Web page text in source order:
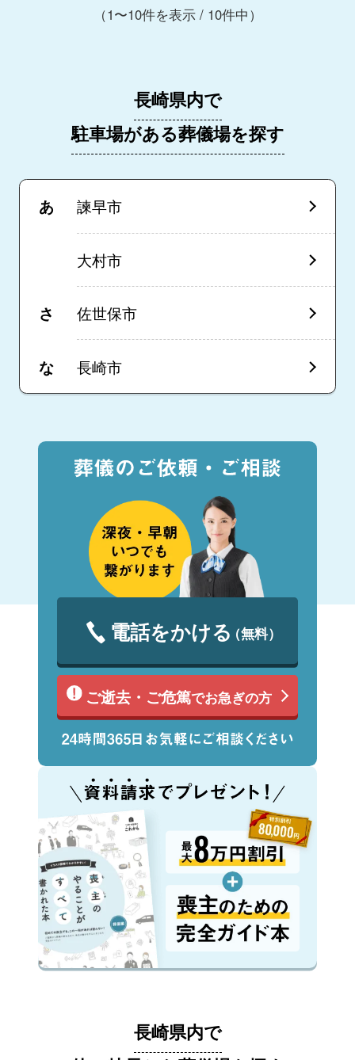
（1〜10件を表示 / 10件中）
長崎県内で
駐車場がある葬儀場を探す
あ 諫早市
大村市
さ 佐世保市
な 長崎市
電話をかける（無料）
ご逝去・ご危篤でお急ぎの方
長崎県内で